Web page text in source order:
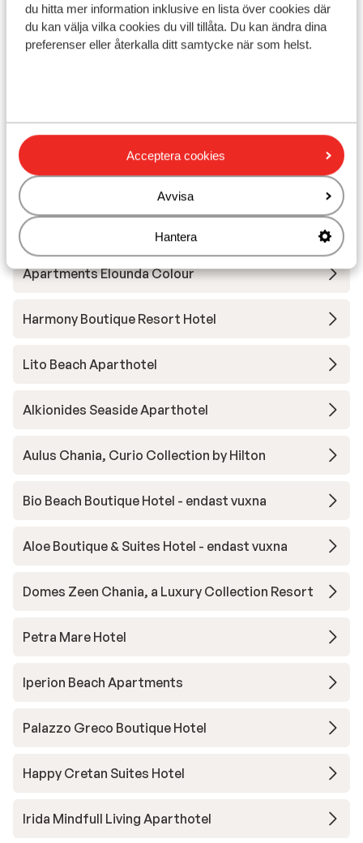
du hitta mer information inklusive en lista över cookies där
du kan välja vilka cookies du vill tillåta. Du kan ändra dina
preferenser eller återkalla ditt samtycke när som helst.
Acceptera cookies
Avvisa
Hantera
(kostnadsfritt) , parasoll (kostnadsfritt) )
Avstånd till flygplats ca 55 km
Avstånd till busshållplats ca 100 m
Närmaste restaurang ca 30 m
Närmaste läkare ca 15 km
Närmaste sjukhus ca 15 km
Lugnt läge
Andra boenden i Kreta
Apartments Elounda Colour
Harmony Boutique Resort Hotel
Lito Beach Aparthotel
Alkionides Seaside Aparthotel
Aulus Chania, Curio Collection by Hilton
Bio Beach Boutique Hotel - endast vuxna
Aloe Boutique & Suites Hotel - endast vuxna
Domes Zeen Chania, a Luxury Collection Resort
Petra Mare Hotel
Iperion Beach Apartments
Palazzo Greco Boutique Hotel
Happy Cretan Suites Hotel
Irida Mindfull Living Aparthotel